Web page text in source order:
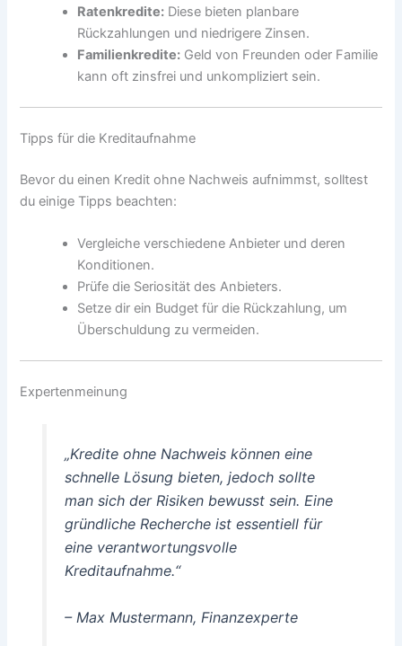
Ratenkredite: Diese bieten planbare
Rückzahlungen und niedrigere Zinsen.
Familienkredite: Geld von Freunden oder Familie
kann oft zinsfrei und unkompliziert sein.
Tipps für die Kreditaufnahme
Bevor du einen Kredit ohne Nachweis aufnimmst, solltest
du einige Tipps beachten:
Vergleiche verschiedene Anbieter und deren
Konditionen.
Prüfe die Seriosität des Anbieters.
Setze dir ein Budget für die Rückzahlung, um
Überschuldung zu vermeiden.
Expertenmeinung
„Kredite ohne Nachweis können eine
schnelle Lösung bieten, jedoch sollte
man sich der Risiken bewusst sein. Eine
gründliche Recherche ist essentiell für
eine verantwortungsvolle
Kreditaufnahme.“
– Max Mustermann, Finanzexperte